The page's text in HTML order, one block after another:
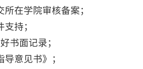
在学院审核备案；
持；
书面记录；
意见书》；